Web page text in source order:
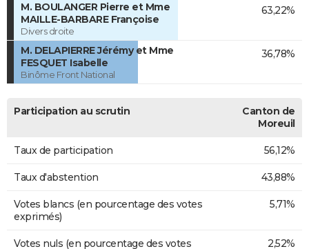
M. BOULANGER Pierre et Mme
MAILLE-BARBARE Françoise
Divers droite
63,22%
M. DELAPIERRE Jérémy et Mme
FESQUET Isabelle
Binôme Front National
36,78%
Participation au scrutin
Canton de
Moreuil
Taux de participation 56,12%
Taux d'abstention 43,88%
Votes blancs (en pourcentage des votes
exprimés)
5,71%
Votes nuls (en pourcentage des votes 2,52%